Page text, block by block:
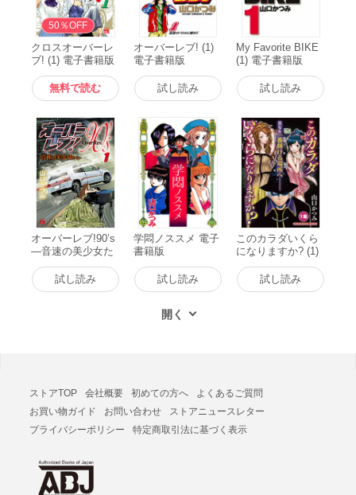
無料
50％OFF
クロスオーバーレ
ブ! (1) 電子書籍版
無料で読む
オーバーレブ! (1)
電子書籍版
試し読み
My Favorite BIKE
(1) 電子書籍版
試し読み
オーバーレブ!90’s
―音速の美少女た
ち― (1) 電子書籍
版
試し読み
学悶ノススメ 電子
書籍版
試し読み
このカラダいくら
になりますか? (1)
電子書籍版
試し読み
ストアTOP 会社概要 初めての方へ
よくあるご質問
お買い物ガイド
お問い合わせ
ストアニュースレター
プライバシーポリシー
特定商取引法に基づく表示